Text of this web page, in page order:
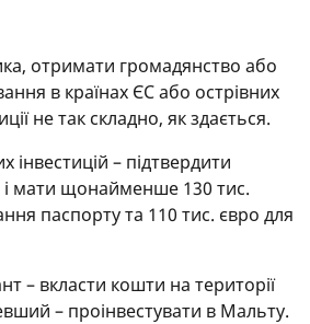
отримати громадянство або
в країнах ЄС або острівних
не так складно, як здається.
інвестицій – підтвердити
і мати щонайменше 130 тис.
паспорту та 110 тис. євро для
– вкласти кошти на території
– проінвестувати в Мальту.